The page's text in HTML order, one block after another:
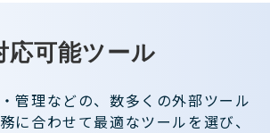
応可能ツール
管理などの、数多くの外部ツール
に合わせて最適なツールを選び、